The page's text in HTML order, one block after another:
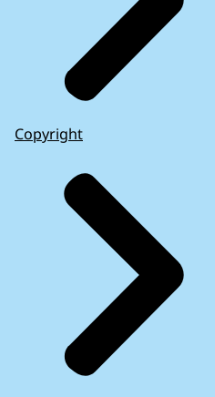
Copyright